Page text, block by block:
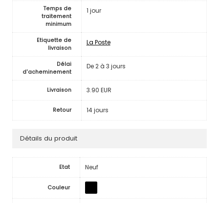
Temps de
traitement
minimum
1 jour
Etiquette de
livraison
La Poste
Délai
d'acheminement
De 2 à 3 jours
Livraison 3.90 EUR
Retour 14 jours
Détails du produit
Etat Neuf
Couleur